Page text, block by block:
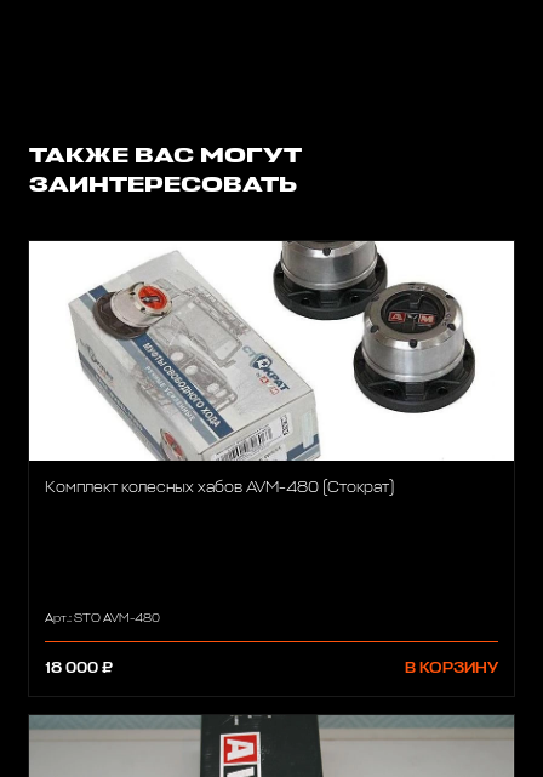
ТАКЖЕ ВАС МОГУТ
ЗАИНТЕРЕСОВАТЬ
Комплект колесных хабов AVM-480 (Стократ)
Арт.: STO AVM-480
18 000 ₽ В КОРЗИНУ